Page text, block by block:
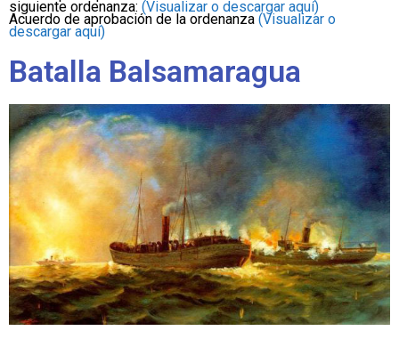
siguiente ordenanza: (Visualizar o descargar aquí)
Acuerdo de aprobación de la ordenanza (Visualizar o
descargar aquí)
Batalla Balsamaragua